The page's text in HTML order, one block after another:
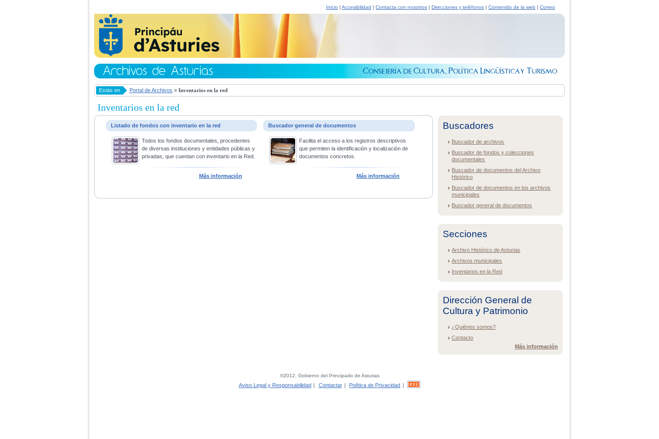
Inicio | Accesibilidad | Contacta con nosotros | Direcciones y teléfonos | Contenido de la web | Correo
Estás en Portal de Archivos » Inventarios en la red
Inventarios en la red
Listado de fondos con inventario en la red
Todos los fondos documentales, procedentes
de diversas instituciones y entidades públicas y
privadas, que cuentan con inventario en la Red.
Más información
Buscador general de documentos
Facilita el acceso a los registros descriptivos
que permiten la identificación y localización de
documentos concretos.
Más información
Buscadores
Buscador de archivos
Buscador de fondos y colecciones
documentales
Buscador de documentos del Archivo
Histórico
Buscador de documentos en los archivos
municipales
Buscador general de documentos
Secciones
Archivo Histórico de Asturias
Archivos municipales
Inventarios en la Red
Dirección General de
Cultura y Patrimonio
¿Quiénes somos?
Contacto
Más información
©2012, Gobierno del Principado de Asturias
Aviso Legal y Responsabilidad | Contactar | Política de Privacidad |